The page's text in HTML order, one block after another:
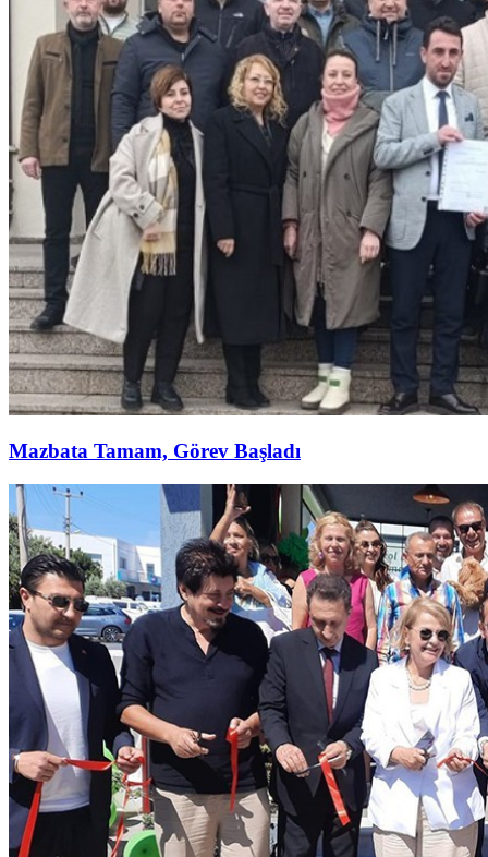
Mazbata Tamam, Görev Başladı